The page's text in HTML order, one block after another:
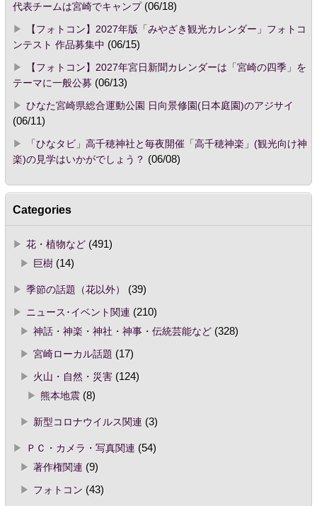
代表チームは宮崎でキャンプ(06/18)
【フォトコン】2027年版「みやざき観光カレンダー」フォトコ
ンテスト 作品募集中 (06/15)
【フォトコン】2027年宮日新聞カレンダーは「宮崎の四季」を
テーマに一般公募 (06/13)
ひなた宮崎県総合運動公園 日向景修園(日本庭園)のアジサイ
(06/11)
「ひなタビ」高千穂神社と毎夜開催「高千穂神楽」(観光向け神
楽)の見学はいかがでしょう？ (06/08)
Categories
花・植物など(491)
巨樹(14)
季節の話題（花以外）
(39)
ニュース･イベント関連 (210)
神話・神楽・神社・神事・伝統芸能など(328)
宮崎ローカル話題 (17)
火山・自然・災害(124)
熊本地震(8)
新型コロナウイルス関連 (3)
ＰＣ・カメラ・写真関連 (54)
著作権関連 (9)
フォトコン (43)